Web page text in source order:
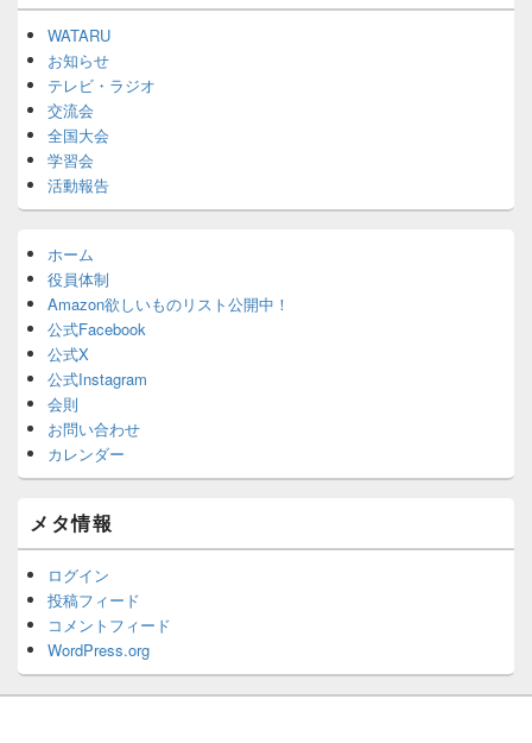
WATARU
お知らせ
テレビ・ラジオ
交流会
全国大会
学習会
活動報告
ホーム
役員体制
Amazon欲しいものリスト公開中！
公式Facebook
公式X
公式Instagram
会則
お問い合わせ
カレンダー
メタ情報
ログイン
投稿フィード
コメントフィード
WordPress.org